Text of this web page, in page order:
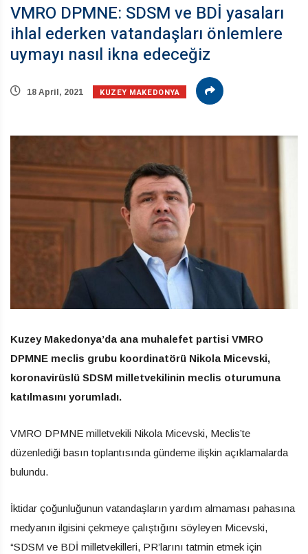
VMRO DPMNE: SDSM ve BDİ yasaları
ihlal ederken vatandaşları önlemlere
uymayı nasıl ikna edeceğiz
18 April, 2021 KUZEY MAKEDONYA
Kuzey Makedonya’da ana muhalefet partisi VMRO
DPMNE meclis grubu koordinatörü Nikola Micevski,
koronavirüslü SDSM milletvekilinin meclis oturumuna
katılmasını yorumladı.
VMRO DPMNE milletvekili Nikola Micevski, Meclis’te
düzenlediği basın toplantısında gündeme ilişkin açıklamalarda
bulundu.
İktidar çoğunluğunun vatandaşların yardım almaması pahasına
medyanın ilgisini çekmeye çalıştığını söyleyen Micevski,
“SDSM ve BDİ milletvekilleri, PR’larını tatmin etmek için